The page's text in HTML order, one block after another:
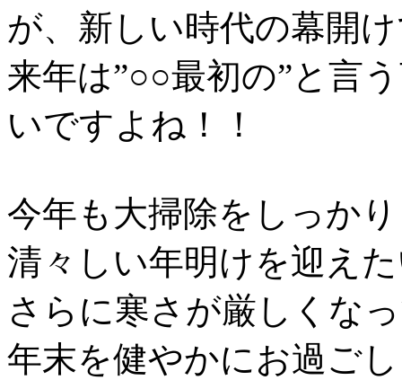
が、新しい時代の幕開
来年は”○○最初の”と言
いですよね！！
今年も大掃除をしっか
清々しい年明けを迎え
さらに寒さが厳しくな
年末を健やかにお過ご